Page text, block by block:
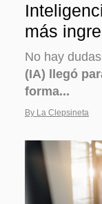
más
No hay
(IA) llegó
forma...
By La Clepsineta